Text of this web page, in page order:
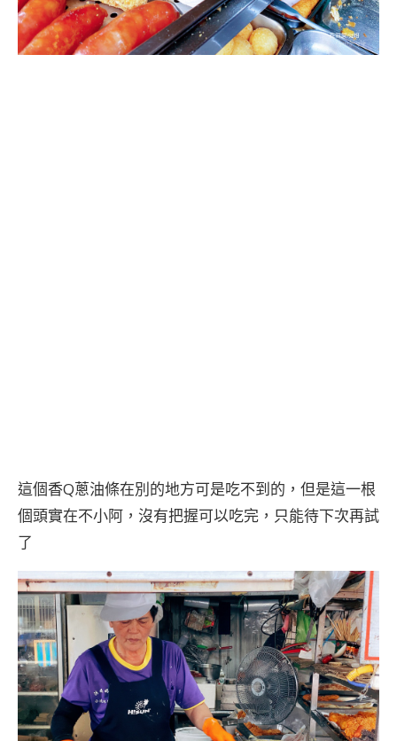
這個香Q蔥油條在別的地方可是吃不到的，但是這一根
個頭實在不小阿，沒有把握可以吃完，只能待下次再試
了